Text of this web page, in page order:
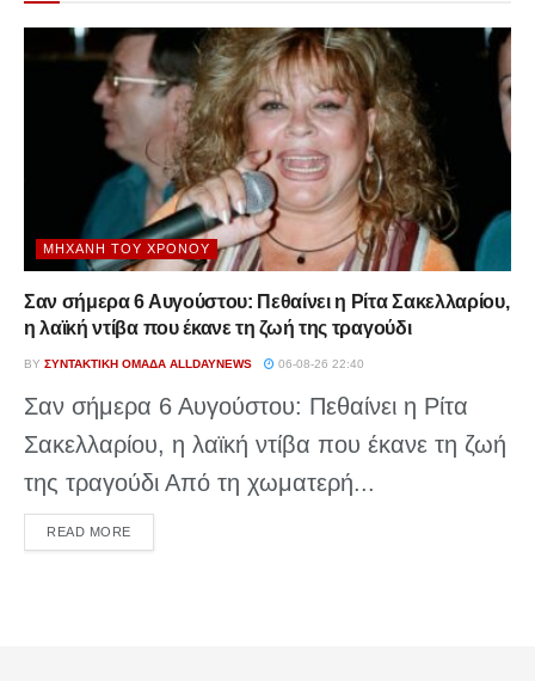
ΜΗΧΑΝΉ ΤΟΥ ΧΡΌΝΟΥ
Σαν σήμερα 6 Αυγούστου: Πεθαίνει η Ρίτα Σακελλαρίου,
η λαϊκή ντίβα που έκανε τη ζωή της τραγούδι
BY ΣΥΝΤΑΚΤΙΚΉ ΟΜΆΔΑ ALLDAYNEWS 06-08-26 22:40
Σαν σήμερα 6 Αυγούστου: Πεθαίνει η Ρίτα
Σακελλαρίου, η λαϊκή ντίβα που έκανε τη ζωή
της τραγούδι Από τη χωματερή...
READ MOREDETAILS